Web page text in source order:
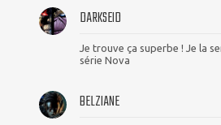
DARKSEID
Je trouve ça superbe ! Je la
série Nova
BELZIANE